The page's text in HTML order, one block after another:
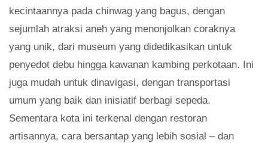
kecintaannya pada chinwag yang bagus, dengan
sejumlah atraksi aneh yang menonjolkan coraknya
yang unik, dari museum yang didedikasikan untuk
penyedot debu hingga kawanan kambing perkotaan. Ini
juga mudah untuk dinavigasi, dengan transportasi
umum yang baik dan inisiatif berbagi sepeda.
Sementara kota ini terkenal dengan restoran
artisannya, cara bersantap yang lebih sosial – dan